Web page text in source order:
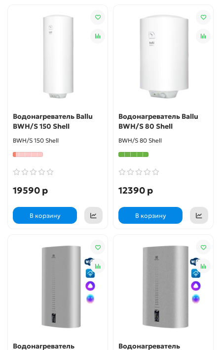
Водонагреватель Ballu
BWH/S 150 Shell
BWH/S 150 Shell
19590 р
В корзину
Водонагреватель Ballu
BWH/S 80 Shell
BWH/S 80 Shell
12390 р
В корзину
Водонагреватель
Водонагреватель